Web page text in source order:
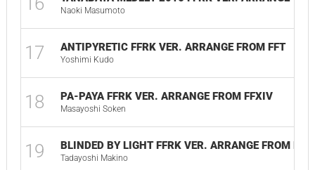
Naoki Masumoto
17 ANTIPYRETIC FFRK VER. ARRANGE FROM FFT
Yoshimi Kudo
18 PA-PAYA FFRK VER. ARRANGE FROM FFXIV
Masayoshi Soken
19 BLINDED BY LIGHT FFRK VER. ARRANGE FROM
Tadayoshi Makino